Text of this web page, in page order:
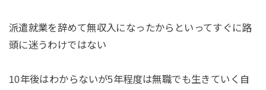
派遣就業を辞めて無収入になったからといってすぐに路
頭に迷うわけではない
10年後はわからないが5年程度は無職でも生きていく自